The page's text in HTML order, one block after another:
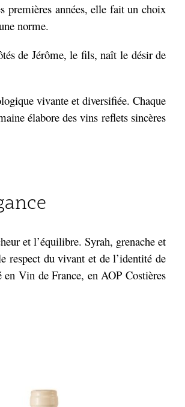
premières années, elle fait un choix
norme.
de Jérôme, le fils, naît le désir de
vivante et diversifiée. Chaque
élabore des vins reflets sincères
et l’équilibre. Syrah, grenache et
respect du vivant et de l’identité de
Vin de France, en AOP Costières